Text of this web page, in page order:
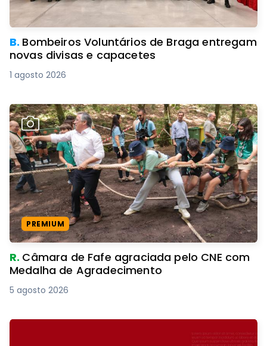
B. Bombeiros Voluntários de Braga entregam
novas divisas e capacetes
1 agosto 2026
PREMIUM
R. Câmara de Fafe agraciada pelo CNE com
Medalha de Agradecimento
5 agosto 2026